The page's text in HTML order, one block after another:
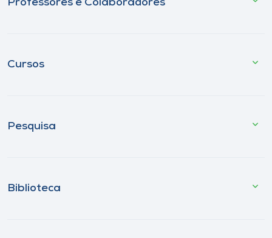
Professores e Colaboradores
Cursos
Pesquisa
Biblioteca